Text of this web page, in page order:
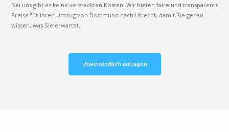
Bei uns gibt es keine versteckten Kosten. Wir bieten faire und transparente
Preise für Ihren Umzug von Dortmund nach Utrecht, damit Sie genau
wissen, was Sie erwartet.
Unverbindlich anfragen